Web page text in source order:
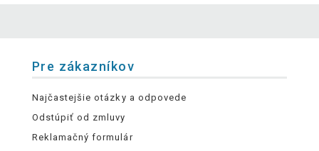
Pre zákazníkov
Najčastejšie otázky a odpovede
Odstúpiť od zmluvy
Reklamačný formulár